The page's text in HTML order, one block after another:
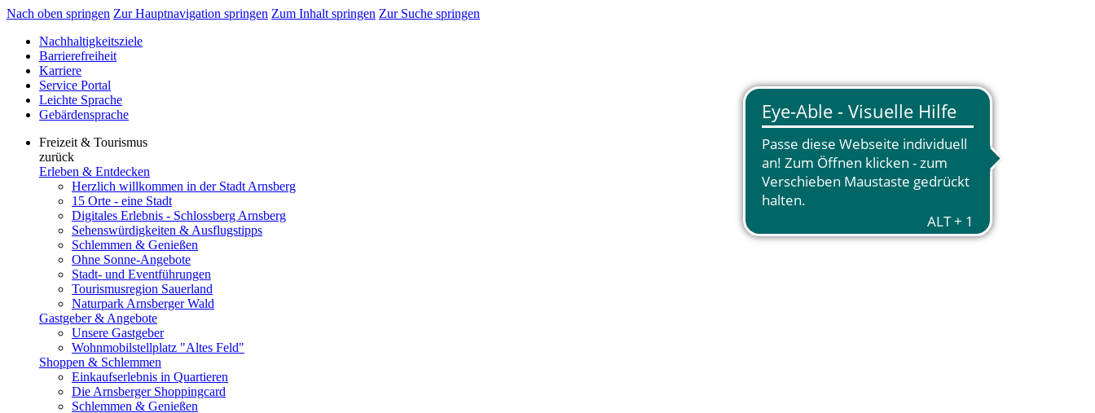
Nach oben springen Zur Hauptnavigation springen Zum Inhalt springen Zur Suche springen
Nachhaltigkeitsziele
Barrierefreiheit
Karriere
Service Portal
Leichte Sprache
Gebärdensprache
Freizeit & Tourismus
zurück
Erleben & Entdecken
Herzlich willkommen in der Stadt Arnsberg
15 Orte - eine Stadt
Digitales Erlebnis - Schlossberg Arnsberg
Sehenswürdigkeiten & Ausflugstipps
Schlemmen & Genießen
Ohne Sonne-Angebote
Stadt- und Eventführungen
Tourismusregion Sauerland
Naturpark Arnsberger Wald
Gastgeber & Angebote
Unsere Gastgeber
Wohnmobilstellplatz "Altes Feld"
Shoppen & Schlemmen
Einkaufserlebnis in Quartieren
Die Arnsberger Shoppingcard
Schlemmen & Genießen